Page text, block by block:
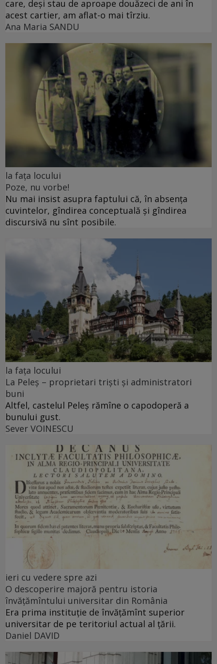
care, deși stau de aproape douăzeci de ani în
acest cartier, am aflat-o mai tîrziu.
Ana Maria SANDU
la fața locului
Poze, nu vorbe!
Nu mai insist asupra faptului că, în absența
cuvintelor, gîndirea conceptuală și gîndirea
discursivă nu sînt posibile.
la fața locului
La Peleș – proprietari triști și administratori
buni
Altfel, castelul Peleș rămîne o capodoperă a
bunului gust.
Sever VOINESCU
ieri cu vedere spre azi
O descoperire majoră pentru istoria
învățămîntului universitar din România
Era prima instituție de învățămînt superior
universitar de pe teritoriul actual al țării.
Daniel DAVID